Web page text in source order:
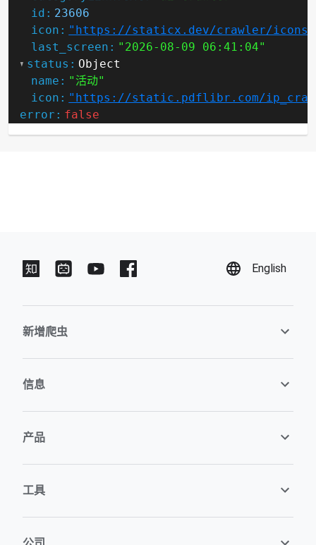
id: 23606
icon: "https://staticx.dev/crawler/icons/
last_screen: "2026-08-09 06:41:04"
status: Object
name: "活动"
icon: "https://static.pdflibr.com/
error: false
English
新增爬虫
信息
产品
工具